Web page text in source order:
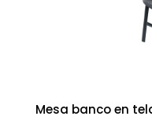
Mesa banco en